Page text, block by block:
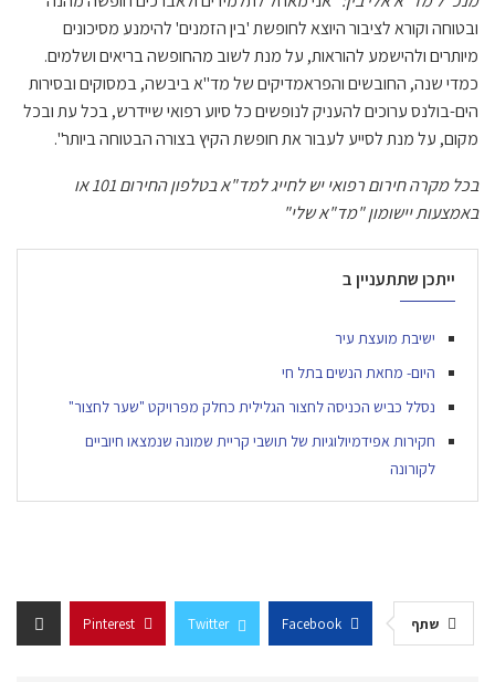
ובטוחה וקורא לציבור היוצא לחופשת 'בין הזמנים' להימנע מסיכונים
מיותרים ולהישמע להוראות, על מנת לשוב מהחופשה בריאים ושלמים.
כמדי שנה, החובשים והפראמדיקים של מד"א ביבשה, במסוקים ובסירות
הים-בולנס ערוכים להעניק לנופשים כל סיוע רפואי שיידרש, בכל עת ובכל
מקום, על מנת לסייע לעבור את חופשת הקיץ בצורה הבטוחה ביותר".
בכל מקרה חירום רפואי יש לחייג למד"א בטלפון החירום 101 או
באמצעות יישומון "מד"א שלי"
ייתכן שתתעניין ב
ישיבת מועצת עיר
היום- מחאת הנשים בתל חי
נסלל כביש הכניסה לחצור הגלילית כחלק מפרויקט "שער לחצור"
חקירות אפידמיולוגיות של תושבי קריית שמונה שנמצאו חיוביים
לקורונה
שתף Facebook
Twitter
Pinterest